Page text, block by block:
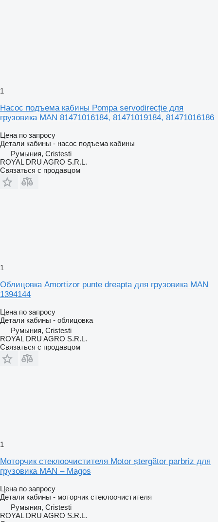
1
Насос подъема кабины Pompa servodirecție для
грузовика MAN 81471016184, 81471019184, 81471016186
Цена по запросу
Детали кабины - насос подъема кабины
Румыния, Cristesti
ROYAL DRU AGRO S.R.L.
Связаться с продавцом
1
Облицовка Amortizor punte dreapta для грузовика MAN
1394144
Цена по запросу
Детали кабины - облицовка
Румыния, Cristesti
ROYAL DRU AGRO S.R.L.
Связаться с продавцом
1
Моторчик стеклоочистителя Motor ștergător parbriz для
грузовика MAN – Magos
Цена по запросу
Детали кабины - моторчик стеклоочистителя
Румыния, Cristesti
ROYAL DRU AGRO S.R.L.